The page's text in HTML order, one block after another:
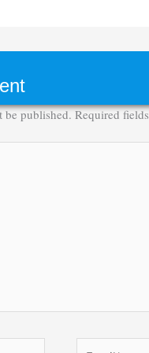
be published.Required